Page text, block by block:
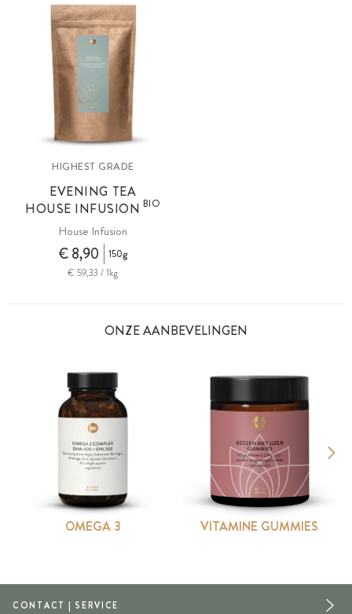
HIGHEST GRADE
EVENING TEA
HOUSE INFUSIONBIO
House Infusion
€ 8,90
150g
€ 59,33 / 1kg
ONZE AANBEVELINGEN
OMEGA 3 VITAMINE GUMMIES
CONTACT | SERVICE